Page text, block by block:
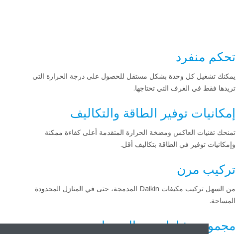
تحكم منفرد
يمكنك تشغيل كل وحدة بشكل مستقل للحصول على درجة الحرارة التي
تريدها فقط في الغرف التي تحتاجها.
إمكانيات توفير الطاقة والتكاليف
تمنحك تقنيات العاكس ومضخة الحرارة المتقدمة أعلى كفاءة ممكنة
وإمكانيات توفير في الطاقة بتكاليف أقل.
تركيب مرن
من السهل تركيب مكيفات Daikin المدمجة، حتى في المنازل المحدودة
المساحة.
مجموعة شاملة من المنتجات